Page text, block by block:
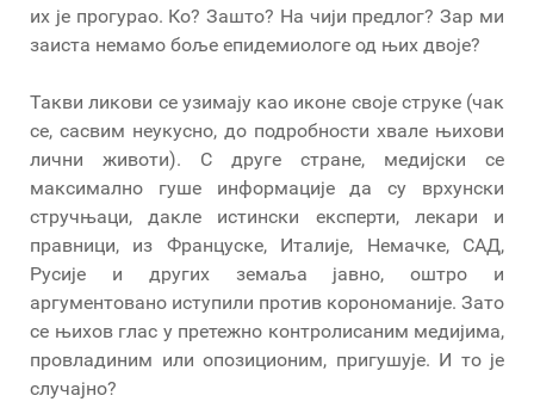
их је прогурао. Ко? Зашто? На чији предлог? Зар ми
заиста немамо боље епидемиологе од њих двоје?
Такви ликови се узимају као иконе своје струке (чак
се, сасвим неукусно, до подробности хвале њихови
лични животи). С друге стране, медијски се
максимално гуше информације да су врхунски
стручњаци, дакле истински експерти, лекари и
правници, из Француске, Италије, Немачке, САД,
Русије и других земаља јавно, оштро и
аргументовано иступили против корономаније. Зато
се њихов глас у претежно контролисаним медијима,
провладиним или опозиционим, пригушује. И то је
случајно?